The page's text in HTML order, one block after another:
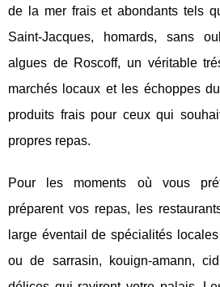
de la mer frais et abondants tels
Saint-Jacques, homards, sans
algues de Roscoff, un véritable
marchés locaux et les échoppes
produits frais pour ceux qui
propres repas.
Pour les moments où vous
préparent vos repas, les
large éventail de spécialités
ou de sarrasin, kouign-amann,